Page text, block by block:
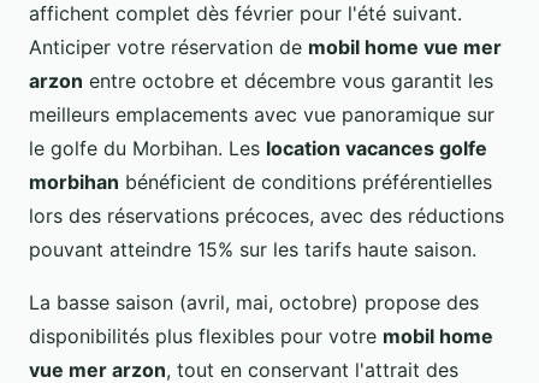
affichent complet dès février pour l'été suivant.
Anticiper votre réservation de mobil home vue mer
arzon entre octobre et décembre vous garantit les
meilleurs emplacements avec vue panoramique sur
le golfe du Morbihan. Les location vacances golfe
morbihan bénéficient de conditions préférentielles
lors des réservations précoces, avec des réductions
pouvant atteindre 15% sur les tarifs haute saison.
La basse saison (avril, mai, octobre) propose des
disponibilités plus flexibles pour votre mobil home
vue mer arzon, tout en conservant l'attrait des